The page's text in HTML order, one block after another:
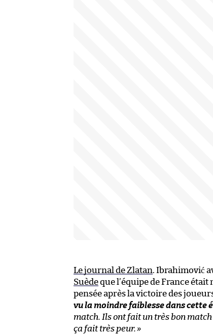
Le journal de Zlatan. Ibrahimović
Suèdeque l’équipe de France était
pensée après la victoire des
vu la moindre faiblesse dans cette
match. Ils ont fait un très bon
ça fait très peur.»